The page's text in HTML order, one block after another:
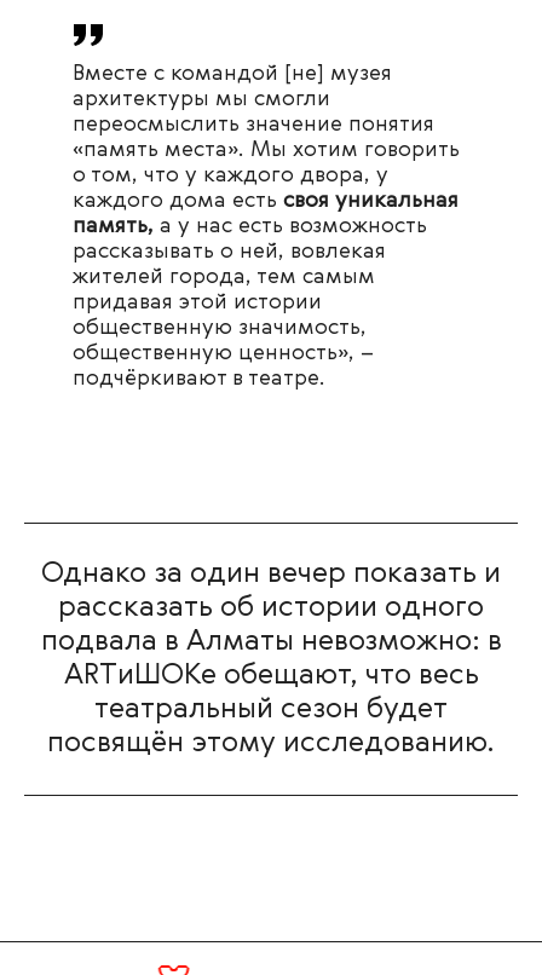
Вместе с командой [не] музея
архитектуры мы смогли
переосмыслить значение понятия
«память места». Мы хотим говорить
о том, что у каждого двора, у
каждого дома есть своя уникальная
память, а у нас есть возможность
рассказывать о ней, вовлекая
жителей города, тем самым
придавая этой истории
общественную значимость,
общественную ценность», –
подчёркивают в театре.
Однако за один вечер показать и
рассказать об истории одного
подвала в Алматы невозможно: в
ARTиШОКе обещают, что весь
театральный сезон будет
посвящён этому исследованию.